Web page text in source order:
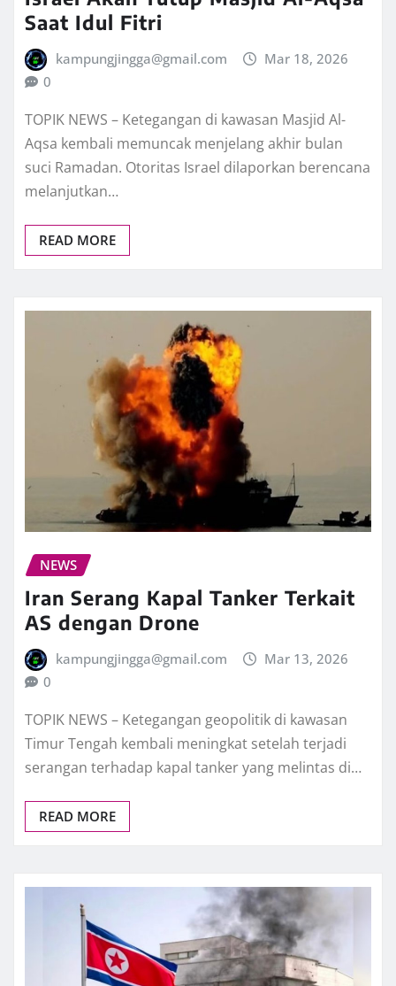
Saat Idul Fitri
kampungjingga@gmail.com
Mar 18, 2026
0
TOPIK NEWS – Ketegangan di kawasan Masjid Al-
Aqsa kembali memuncak menjelang akhir bulan
suci Ramadan. Otoritas Israel dilaporkan berencana
melanjutkan…
READ MORE
NEWS
Iran Serang Kapal Tanker Terkait
AS dengan Drone
kampungjingga@gmail.com
Mar 13, 2026
0
TOPIK NEWS – Ketegangan geopolitik di kawasan
Timur Tengah kembali meningkat setelah terjadi
serangan terhadap kapal tanker yang melintas di…
READ MORE